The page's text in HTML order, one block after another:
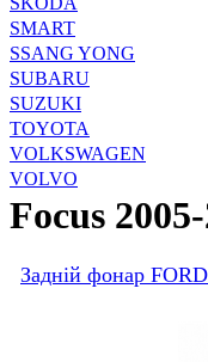
SMART
SSANG YONG
SUBARU
SUZUKI
TOYOTA
VOLKSWAGEN
VOLVO
Focus
Задній фонар